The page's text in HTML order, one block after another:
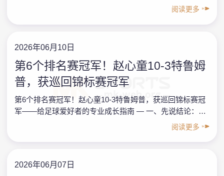
面（总结） 围绕“马竞CEO：VAR对话内容令人羞愧；同样
阅读更多
2026年06月10日
第6个排名赛冠军！赵心童10-3特鲁姆
普，获巡回锦标赛冠军
第6个排名赛冠军！赵心童10-3特鲁姆普，获巡回锦标赛冠
军——给足球爱好者的专业成长指南 — 一、先说结论：本
指南要点速览 以“赵心童10-3特鲁姆普夺得个人第6个排
阅读更多
2026年06月07日